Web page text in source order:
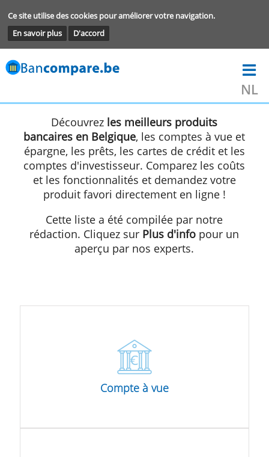
Ce site utilise des cookies pour améliorer votre navigation.
En savoir plus
D'accord
Découvrezles meilleurs produits
bancaires en Belgique, les comptes à vue
épargne, les prêts, les cartes de crédit et
comptes d'investisseur. Comparez les
et les fonctionnalités et demandez votre
produit favori directement en ligne !
Cette liste a été compilée par notre